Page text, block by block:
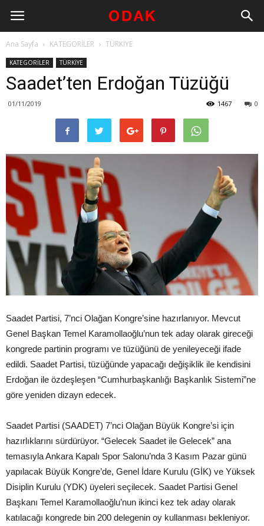
Ana Sayfa KATEGORİLER TÜRKİYE
KATEGORİLER TÜRKİYE
Saadet’ten Erdoğan Tüzüğü
01/11/2019 0
1467
Saadet Partisi, 7’nci Olağan Kongre’sine hazırlanıyor. Mevcut
Genel Başkan Temel Karamollaoğlu’nun tek aday olarak gireceği
kongrede partinin programı ve tüzüğünü de yenileyeceği ifade
edildi. Saadet Partisi, tüzüğünde yapacağı değişiklik ile kendisini
Erdoğan ile özdeşleşen “Cumhurbaşkanlığı Başkanlık Sistemi”ne
göre yeniden dizayn edecek.
Saadet Partisi (SAADET) 7’nci Olağan Büyük Kongre’si için
hazırlıklarını sürdürüyor. “Gelecek Saadet ile Gelecek” ana
temasıyla Ankara Kapalı Spor Salonu’nda 3 Kasım Pazar günü
yapılacak Büyük Kongre’de, Genel İdare Kurulu (GİK) ve Yüksek
Disiplin Kurulu (YDK) üyeleri seçilecek. Saadet Partisi Genel
Başkanı Temel Karamollaoğlu’nun ikinci kez tek aday olarak
katılacağı kongrede bin 200 delegenin oy kullanması bekleniyor.